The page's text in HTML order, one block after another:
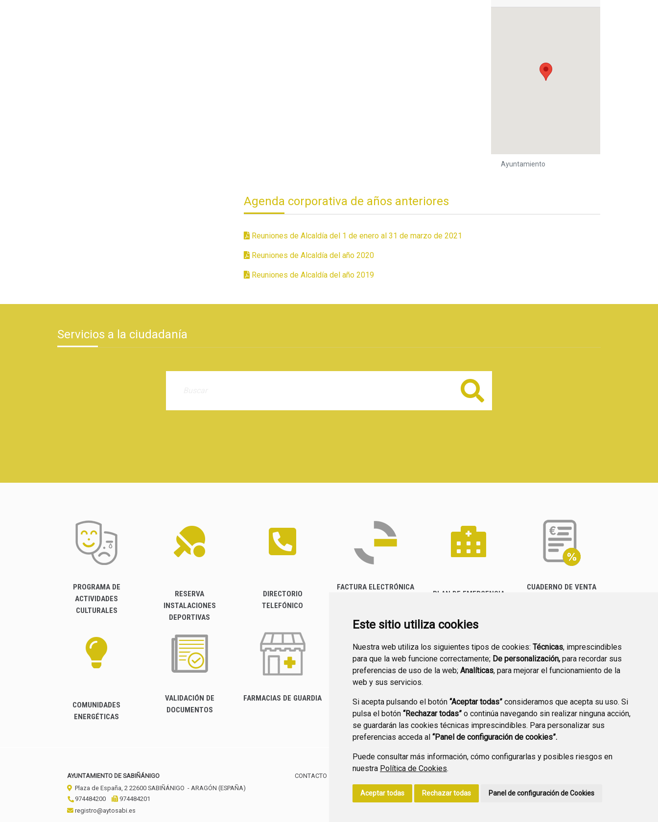
Este sitio utiliza cookies
Nuestra web utiliza los siguientes tipos de cookies: Técnicas, imprescindibles
para que la web funcione correctamente; De personalización, para recordar sus
preferencias de uso de la web; Analíticas, para mejorar el funcionamiento de la
web y sus servicios.
Si acepta pulsando el botón “Aceptar todas” consideramos que acepta su uso. Si
pulsa el botón “Rechazar todas” o continúa navegando sin realizar ninguna acción,
se guardarán las cookies técnicas imprescindibles. Para personalizar sus
preferencias acceda al “Panel de configuración de cookies”.
Puede consultar más información, cómo configurarlas y posibles riesgos en
nuestra Política de Cookies.
Aceptar todas Rechazar todas Panel de configuración de Cookies
Ayuntamiento
Agenda corporativa de años anteriores
Reuniones de Alcaldía del 1 de enero al 31 de marzo de 2021
Reuniones de Alcaldía del año 2020
Reuniones de Alcaldía del año 2019
Servicios a la ciudadanía
Buscar
PROGRAMA DE
ACTIVIDADES
CULTURALES
RESERVA
INSTALACIONES
DEPORTIVAS
DIRECTORIO
TELEFÓNICO
FACTURA ELECTRÓNICA
PLAN DE EMERGENCIA
CUADERNO DE VENTA
COMUNIDADES
ENERGÉTICAS
VALIDACIÓN DE
DOCUMENTOS
FARMACIAS DE GUARDIA
CANAL YOUTUBE
PREGUNTAS
FRECUENTES
PLAN DE ACCIÓN LOCAL
2030
AYUNTAMIENTO DE SABIÑÁNIGO
Plaza de España, 2 22600 SABIÑÁNIGO - ARAGÓN (ESPAÑA)
974484200
974484201
registro@aytosabi.es
CONTACTO